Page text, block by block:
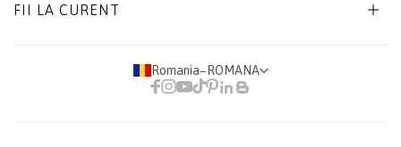
FII LA CURENT
Romania− ROMANA